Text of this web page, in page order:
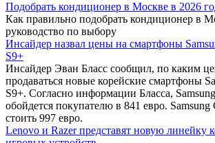
Подобрать кондиционер в Москве в 2026
Как правильно подобрать кондиционер в
руководство по выбору
Инсайдер назвал цены на смартфоны
S9+
Инсайдер Эван Бласс сообщил, по каким
продаваться новые корейские смартфоны
S9+. Согласно информации Бласса,
обойдется покупателю в 841 евро. Samsung
стоить 997 евро.
Lenovo и Razer представят новую линейку